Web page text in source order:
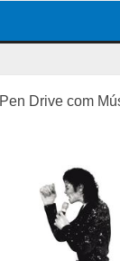
Pen Drive com